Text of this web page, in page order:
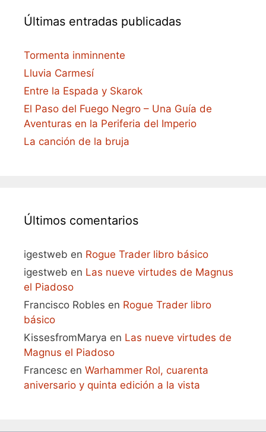
Últimas entradas publicadas
Tormenta inminnente
Lluvia Carmesí
Entre la Espada y Skarok
El Paso del Fuego Negro – Una Guía de
Aventuras en la Periferia del Imperio
La canción de la bruja
Últimos comentarios
igestweb en Rogue Trader libro básico
igestweb en Las nueve virtudes de Magnus
el Piadoso
Francisco Robles en Rogue Trader libro
básico
KissesfromMarya en Las nueve virtudes de
Magnus el Piadoso
Francesc en Warhammer Rol, cuarenta
aniversario y quinta edición a la vista